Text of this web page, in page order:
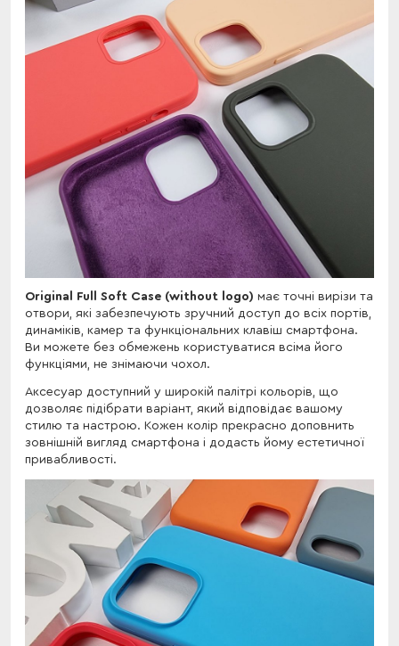
Original Full Soft Case (without logo) має точні вирізи та
отвори, які забезпечують зручний доступ до всіх портів,
динаміків, камер та функціональних клавіш смартфона.
Ви можете без обмежень користуватися всіма його
функціями, не знімаючи чохол.
Аксесуар доступний у широкій палітрі кольорів, що
дозволяє підібрати варіант, який відповідає вашому
стилю та настрою. Кожен колір прекрасно доповнить
зовнішній вигляд смартфона і додасть йому естетичної
привабливості.